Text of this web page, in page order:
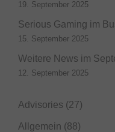
19. September 2025
Serious Gaming im
15. September 2025
Weitere News im
12. September 2025
Advisories (27)
Allgemein (88)